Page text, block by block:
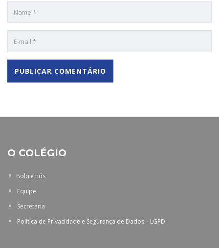
O COLÉGIO
Sobre nós
Equipe
Secretaria
Política de Privacidade e Segurança de Dados – LGPD